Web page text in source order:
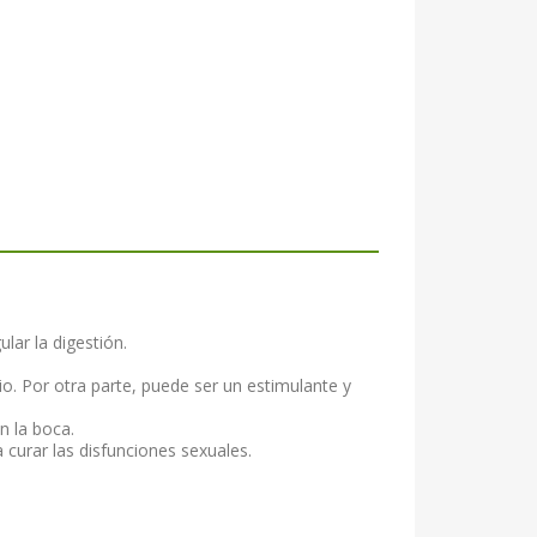
la digestión.
Por otra parte, puede ser un estimulante y
la boca.
las disfunciones sexuales.